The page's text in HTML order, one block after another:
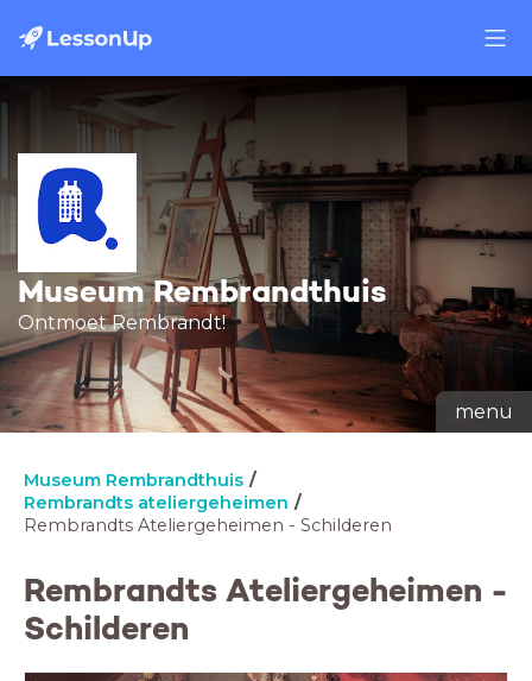
Museum Rembrandthuis
Ontmoet Rembrandt!
menu
Museum Rembrandthuis
Rembrandts ateliergeheimen
Rembrandts Ateliergeheimen - Schilderen
Rembrandts Ateliergeheimen -
Schilderen